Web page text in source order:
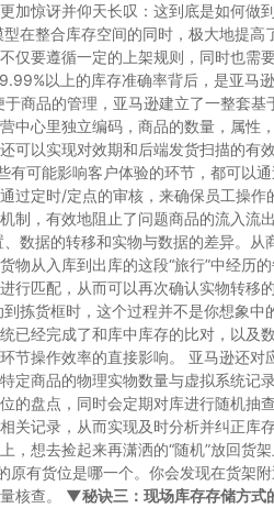
加惊讶并仰天长叹：这到底是如何做
在整合库存空间的同时，极大地提高
仅要遵循一定的上架规则，同时也需
以上的库存准确率背后，是亚马
于商品的管理，亚马逊建立了一整套基
中心里独立编码，商品的数量，属性
可以实现对效期和后端发货扫描的
可能影响客户体验的环节，都可以通
过定时/定点的审核，来确保员工操作
制，有效地阻止了问题商品的流入流
数据的转移和实物与数据的差异。从
物从入库到出库的这段“旅行”中经历
行匹配，从而可以再次确认实物转移
拣货框时，这个过程并不是你想象中
已经完成了和库中库存的比对，以及
节操作效率的直接影响。 亚马逊还对
定商品的物理实物数量与虚拟系统记
的盘点，同时会定期对库进行随机抽
关记录，从而实现及时分析并纠正库
，想去捡起来再潇洒的“随机”放回
原有货位是哪一个。你会发现在货架
核查。 ▼秘诀三：现场库存存储方式